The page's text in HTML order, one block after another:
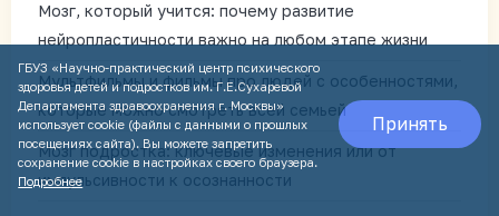
Мозг, который учится: почему развитие
нейропластичности важно на любом этапе жизни
Мультфильмы и фильмы про людей с особенностями,
которые можно смотреть всей семьей
Мозг подростка: ключевые изменения или от
импульсивности к осознанности
ГБУЗ «Научно-практический центр психического
здоровья детей и подростков им. Г.Е.Сухаревой
Департамента здравоохранения г. Москвы»
использует cookie (файлы с данными о прошлых
посещениях сайта). Вы можете запретить
сохранение cookie в настройках своего браузера.
Подробнее
Принять